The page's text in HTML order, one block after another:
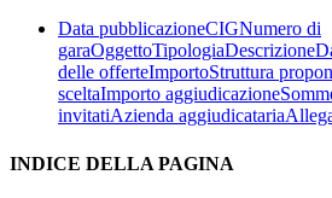
Data pubblicazioneCIGNumero di
garaOggettoTipologiaDescrizione
delle offerteImportoStruttura
sceltaImporto aggiudicazione
invitatiAzienda aggiudicataria
INDICE DELLA PAGINA